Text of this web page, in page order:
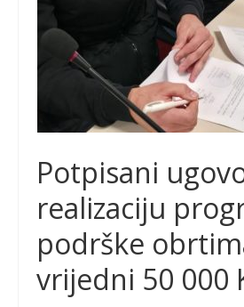
Potpisani
realizaciju
podrške
vrijedni 50 000